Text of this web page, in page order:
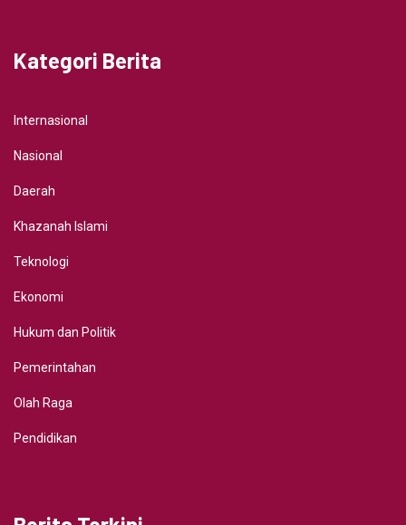
Kategori Berita
Internasional
Nasional
Daerah
Khazanah Islami
Teknologi
Ekonomi
Hukum dan Politik
Pemerintahan
Olah Raga
Pendidikan